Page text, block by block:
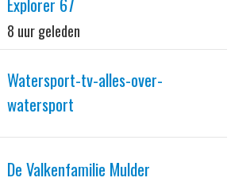
8 uur geleden
Watersport-tv-alles-over-
watersport
De Valkenfamilie Mulder